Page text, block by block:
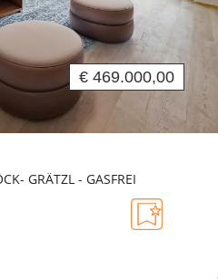
€ 469.000,00
GRÄTZL - GASFREI